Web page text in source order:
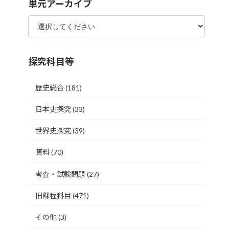
単元アーカイブ
探究科目等
歴史総合(181)
日本史探究(33)
世界史探究(39)
資料(70)
考査・試験問題 (27)
旧課程科目 (471)
その他(3)